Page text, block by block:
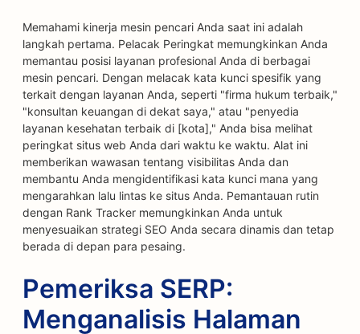
Memahami kinerja mesin pencari Anda saat ini adalah
langkah pertama. Pelacak Peringkat memungkinkan Anda
memantau posisi layanan profesional Anda di berbagai
mesin pencari. Dengan melacak kata kunci spesifik yang
terkait dengan layanan Anda, seperti "firma hukum terbaik,"
"konsultan keuangan di dekat saya," atau "penyedia
layanan kesehatan terbaik di [kota]," Anda bisa melihat
peringkat situs web Anda dari waktu ke waktu. Alat ini
memberikan wawasan tentang visibilitas Anda dan
membantu Anda mengidentifikasi kata kunci mana yang
mengarahkan lalu lintas ke situs Anda. Pemantauan rutin
dengan Rank Tracker memungkinkan Anda untuk
menyesuaikan strategi SEO Anda secara dinamis dan tetap
berada di depan para pesaing.
Pemeriksa SERP:
Menganalisis Halaman